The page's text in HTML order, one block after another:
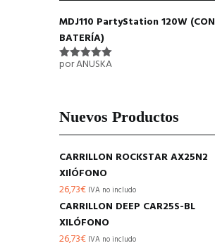
MDJ110 PartyStation 120W (CON
BATERÍA)
Valorado
por ANUSKA
Nuevos Productos
CARRILLON ROCKSTAR AX25N2
XIlÓFONO
26,73€ IVA no includo
CARRILLON DEEP CAR25S-BL
XILÓFONO
26,73€ IVA no includo